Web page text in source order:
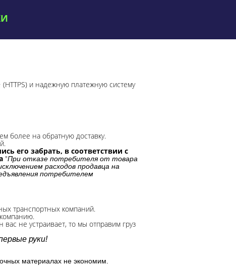
(HTTPS) и надежную платежную систему
более на обратную доставку.
его забрать, в соответствии с
"При отказе потребителя от товара
расходов продавца на
потребителем
транспортных компаний.
не устраивает, то мы отправим груз
руки!
материалах не экономим.